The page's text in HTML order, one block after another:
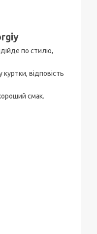
по стилю,
відповість
смак.